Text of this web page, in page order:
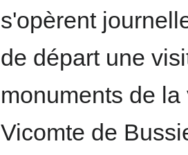
s'opèrent
de départ une
monuments de
Vicomte de